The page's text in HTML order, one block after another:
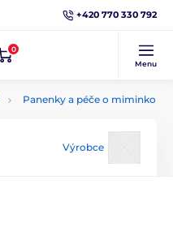
+420 770 330 792
0
Menu
Panenky a péče o miminko
Výrobce